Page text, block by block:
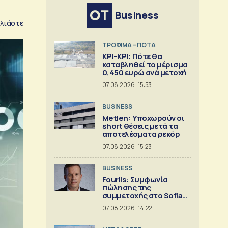
Business
ΤΡΟΦΙΜΑ – ΠΟΤΑ
ΚΡΙ-ΚΡΙ: Πότε θα
καταβληθεί το μέρισμα
0,450 ευρώ ανά μετοχή
07.08.2026 | 15:53
BUSINESS
Metlen: Υποχωρούν οι
short θέσεις μετά τα
αποτελέσματα ρεκόρ
07.08.2026 | 15:23
BUSINESS
Fourlis: Συμφωνία
πώλησης της
συμμετοχής στο Sofia
South Ring MalI
07.08.2026 | 14:22